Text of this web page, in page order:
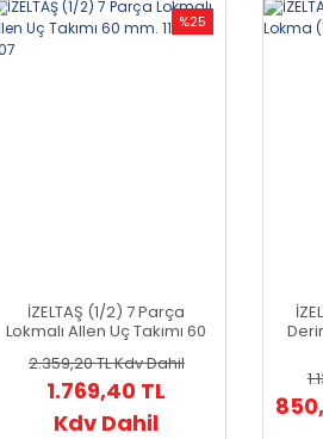
%25
İZELTAŞ (1/2) 7 Parça
Lokmalı Allen Uç Takımı 60
2.359,20 TLKdv Dahil
1.769,40 TL
Kdv Dahil